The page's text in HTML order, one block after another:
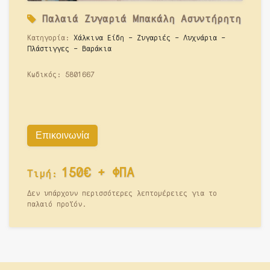
Παλαιά Ζυγαριά Μπακάλη Ασυντήρητη
Κατηγορία: Χάλκινα Είδη - Ζυγαριές - Λυχνάρια -
Πλάστιγγες - Βαράκια
Κωδικός: 5801667
Επικοινωνία
Τιμή: 150€ + ΦΠΑ
Δεν υπάρχουν περισσότερες λεπτομέρειες για το
παλαιό προϊόν.